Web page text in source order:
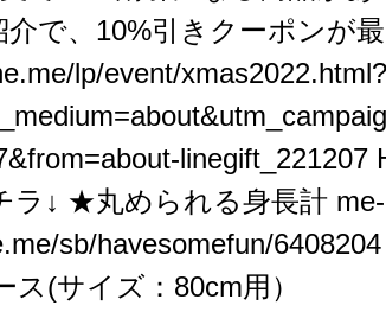
で、10%引きクーポンが
lp/event/xmas2022.html?
linegift_221207
ラ↓ ★丸められる身長計
sb/havesomefun/6408204
(サイズ：80cm用）